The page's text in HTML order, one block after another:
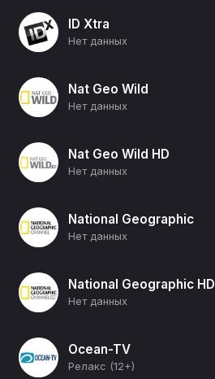
ID Xtra
Нет данных
Nat Geo Wild
Нет данных
Nat Geo Wild HD
Нет данных
National Geographic
Нет данных
National Geographic HD
Нет данных
Ocean-TV
Релакс (12+)